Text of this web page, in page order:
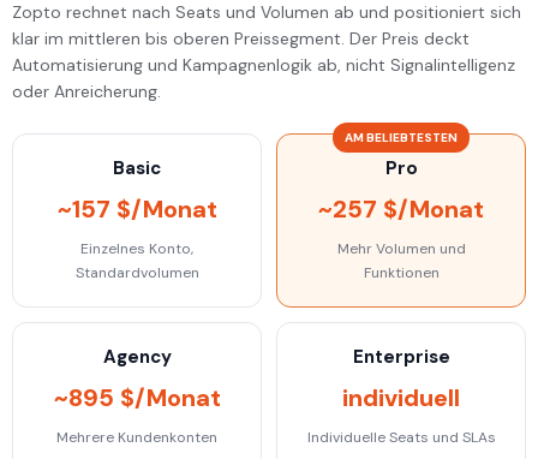
Zopto rechnet nach Seats und Volumen ab und positioniert sich
klar im mittleren bis oberen Preissegment. Der Preis deckt
Automatisierung und Kampagnenlogik ab, nicht Signalintelligenz
oder Anreicherung.
Basic
~157 $/Monat
Einzelnes Konto,
Standardvolumen
AM BELIEBTESTEN
Pro
~257 $/Monat
Mehr Volumen und
Funktionen
Agency
~895 $/Monat
Mehrere Kundenkonten
Enterprise
individuell
Individuelle Seats und SLAs